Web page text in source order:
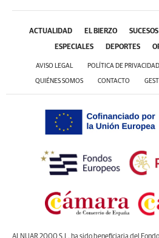
ACTUALIDAD EL BIERZO SUCESOS
ESPECIALES DEPORTES
AVISO LEGAL POLÍTICA DE PRIVACIDAD
QUIÉNES SOMOS CONTACTO